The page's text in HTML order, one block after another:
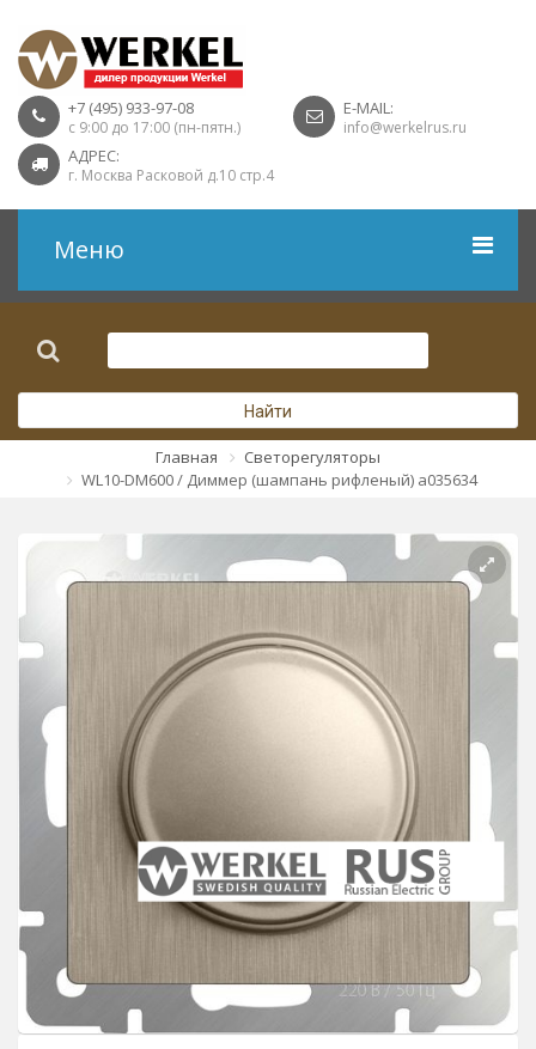
+7 (495) 933-97-08
с 9:00 до 17:00 (пн-пятн.)
E-MAIL:
info@werkelrus.ru
АДРЕС:
г. Москва Расковой д.10 стр.4
Меню
Розетки USB
Розетки ТВ
Розетки акустика
Светорегуляторы
Розетки Интернет
Найти
Главная
Светорегуляторы
WL10-DM600 / Диммер (шампань рифленый) a035634